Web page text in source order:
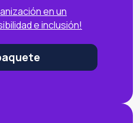
en un
e inclusión!